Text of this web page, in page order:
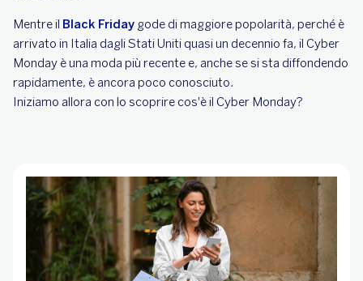
Mentre il Black Friday gode di maggiore popolarità, perché è
arrivato in Italia dagli Stati Uniti quasi un decennio fa, il Cyber
Monday è una moda più recente e, anche se si sta diffondendo
rapidamente, è ancora poco conosciuto.
Iniziamo allora con lo scoprire cos'è il Cyber Monday?